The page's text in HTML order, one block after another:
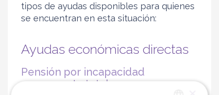
tipos de ayudas disponibles para quienes
se encuentran en esta situación:
Ayudas económicas directas
Pensión por incapacidad
permanente total